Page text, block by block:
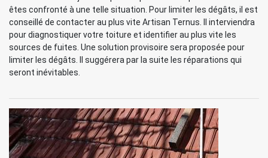
êtes confronté à une telle situation. Pour limiter les dégâts, il est
conseillé de contacter au plus vite Artisan Ternus. Il interviendra
pour diagnostiquer votre toiture et identifier au plus vite les
sources de fuites. Une solution provisoire sera proposée pour
limiter les dégâts. Il suggérera par la suite les réparations qui
seront inévitables.